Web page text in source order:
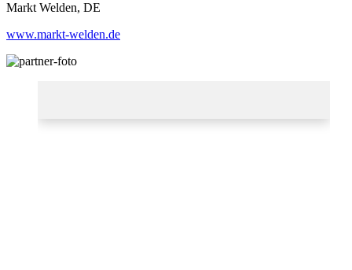
Markt Welden, DE
www.markt-welden.de